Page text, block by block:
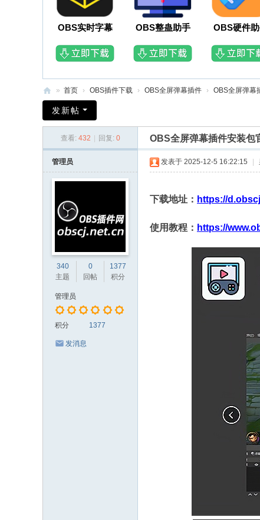
OBS实时字幕 OBS整蛊助手 OBS硬件
B
» 首页 › OBS插件下载 › OBS全屏弹幕插件 › OBS全屏弹幕
发新帖
查看: 432 回复: 0 OBS全屏弹幕插件安装包
管理员
340
主题
0
回帖
1377
积分
管理员
积分 1377
发消息
发表于 2025-12-5 16:22:15
下载地址： https://
使用教程： https://